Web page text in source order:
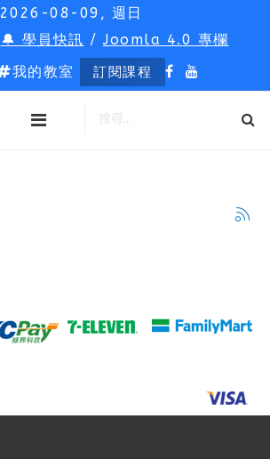
2026-08-09, 週日
🔔 學員快訊 /Joomla 4.0 專欄
我的教室 訂閱課程